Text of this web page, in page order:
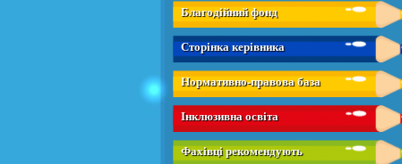
Благодійний фонд
Сторінка керівника
Нормативно-правова база
Інклюзивна освіта
Фахівці рекомендують